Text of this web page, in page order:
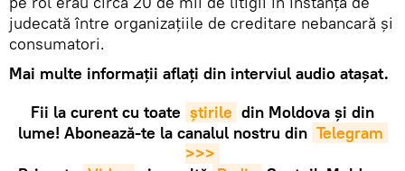
judecată între organizațiile de creditare nebancară și
consumatori.
Mai multe informații aflați din interviul audio atașat.
Fii la curent cu toate știrile din Moldova și din
lume! Abonează-te la canalul nostru din Telegram
>>>